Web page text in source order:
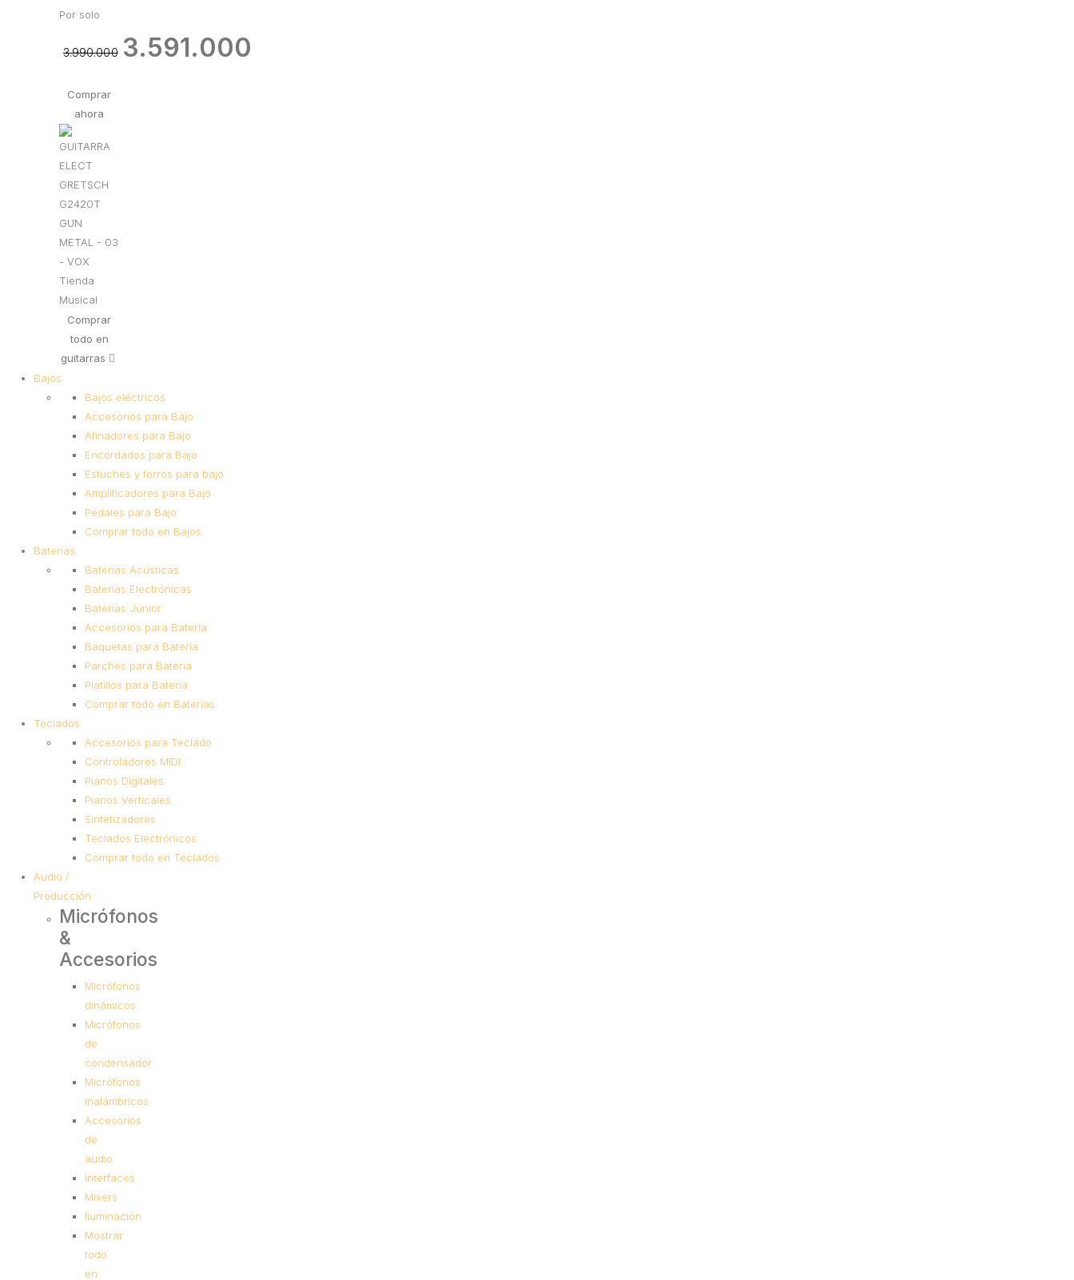
Por solo
3.990.000 3.591.000
Comprar
ahora
Comprar
todo en
guitarras
Bajos
Bajos eléctricos
Accesorios para Bajo
Afinadores para Bajo
Encordados para Bajo
Estuches y forros para bajo
Amplificadores para Bajo
Pedales para Bajo
Comprar todo en Bajos
Baterías
Baterías Acústicas
Baterías Electrónicas
Baterías Junior
Accesorios para Batería
Baquetas para Batería
Parches para Batería
Platillos para Batería
Comprar todo en Baterías
Teclados
Accesorios para Teclado
Controladores MIDI
Pianos Digitales
Pianos Verticales
Sintetizadores
Teclados Electrónicos
Comprar todo en Teclados
Audio /
Producción
Micrófonos
&
Accesorios
Micrófonos
dinámicos
Micrófonos
de
condensador
Micrófonos
inalámbricos
Accesorios
de
audio
Interfaces
Mixers
Iluminación
Mostrar
todo
en